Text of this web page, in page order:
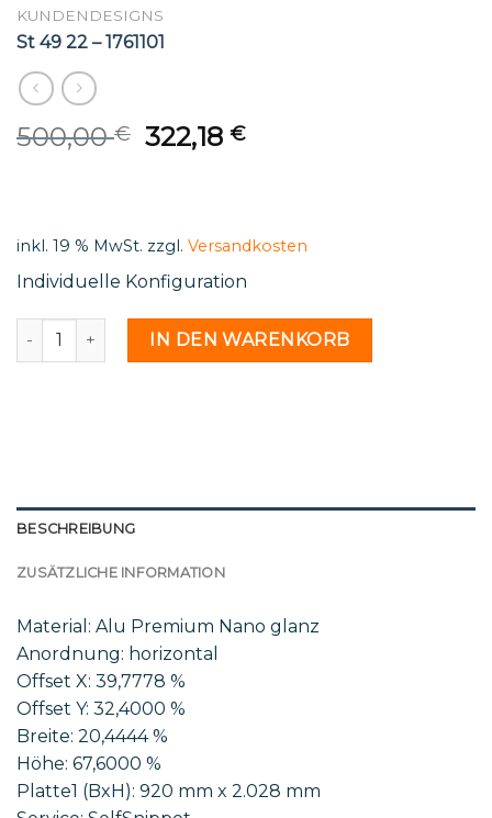
KUNDENDESIGNS
St 49 22 – 1761101
500,00€ Original
322,18€Current
inkl. 19 % MwSt. zzgl. Versandkosten
Individuelle Konfiguration
St 49 22 - 1761101 MengeIN DEN WARENKORB
BESCHREIBUNG
ZUSÄTZLICHE INFORMATION
Material: Alu Premium Nano glanz
Anordnung: horizontal
Offset X: 39,7778 %
Offset Y: 32,4000 %
Breite: 20,4444 %
Höhe: 67,6000 %
Platte1 (BxH): 920 mm x 2.028 mm